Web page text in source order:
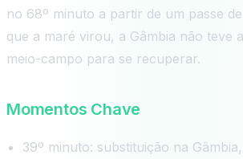
no 68º minuto a partir de um passe
que a maré virou, a Gâmbia não teve
meio-campo para se recuperar.
Momentos Chave
39º minuto: substituição na